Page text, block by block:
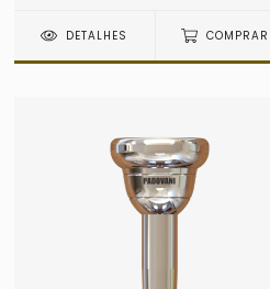
DETALHES COMPRAR